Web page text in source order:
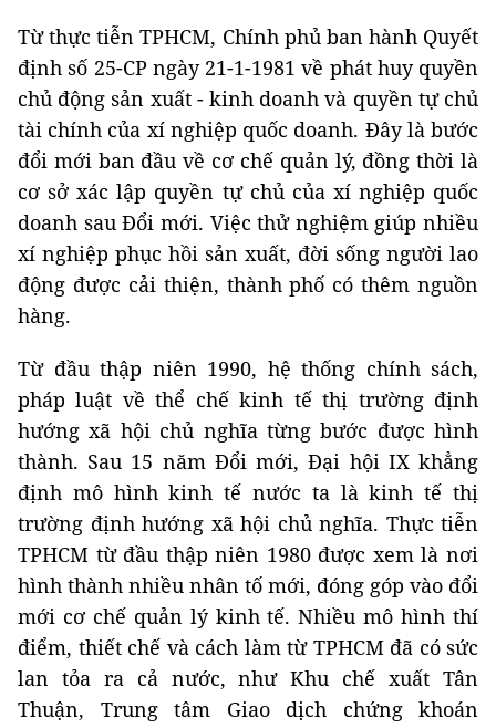
Từ thực tiễn TPHCM, Chính phủ ban hành Quyết
định số 25-CP ngày 21-1-1981 về phát huy quyền
chủ động sản xuất - kinh doanh và quyền tự chủ
tài chính của xí nghiệp quốc doanh. Đây là bước
đổi mới ban đầu về cơ chế quản lý, đồng thời là
cơ sở xác lập quyền tự chủ của xí nghiệp quốc
doanh sau Đổi mới. Việc thử nghiệm giúp nhiều
xí nghiệp phục hồi sản xuất, đời sống người lao
động được cải thiện, thành phố có thêm nguồn
hàng.
Từ đầu thập niên 1990, hệ thống chính sách,
pháp luật về thể chế kinh tế thị trường định
hướng xã hội chủ nghĩa từng bước được hình
thành. Sau 15 năm Đổi mới, Đại hội IX khẳng
định mô hình kinh tế nước ta là kinh tế thị
trường định hướng xã hội chủ nghĩa. Thực tiễn
TPHCM từ đầu thập niên 1980 được xem là nơi
hình thành nhiều nhân tố mới, đóng góp vào đổi
mới cơ chế quản lý kinh tế. Nhiều mô hình thí
điểm, thiết chế và cách làm từ TPHCM đã có sức
lan tỏa ra cả nước, như Khu chế xuất Tân
Thuận, Trung tâm Giao dịch chứng khoán